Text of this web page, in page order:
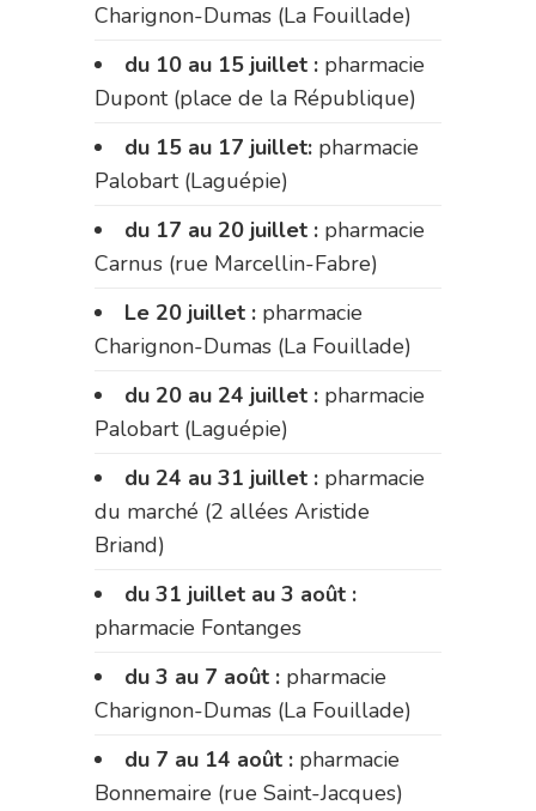
Charignon-Dumas (La Fouillade)
du 10 au 15 juillet : pharmacie
Dupont (place de la République)
du 15 au 17 juillet: pharmacie
Palobart (Laguépie)
du 17 au 20 juillet : pharmacie
Carnus (rue Marcellin-Fabre)
Le 20 juillet : pharmacie
Charignon-Dumas (La Fouillade)
du 20 au 24 juillet : pharmacie
Palobart (Laguépie)
du 24 au 31 juillet : pharmacie
du marché (2 allées Aristide
Briand)
du 31 juillet au 3 août :
pharmacie Fontanges
du 3 au 7 août : pharmacie
Charignon-Dumas (La Fouillade)
du 7 au 14 août : pharmacie
Bonnemaire (rue Saint-Jacques)